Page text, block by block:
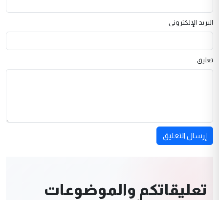
البريد الإلكتروني
تعليق
إرسال التعليق
تعليقاتكم والموضوعات